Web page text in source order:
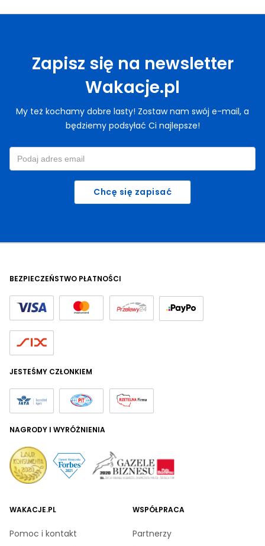
Zapisz się na newsletter
Wakacje.pl
My też kochamy dobre lasty! Zostaw nam swój e-mail, a
będziemy podsyłać Ci najlepsze!
Chcę się zapisać
WAKACJE.PL
Pomoc i kontakt
WSPÓŁPRACA
Partnerzy
BEZPIECZEŃSTWO PŁATNOŚCI
JESTEŚMY CZŁONKIEM
NAGRODY I WYRÓŻNIENIA